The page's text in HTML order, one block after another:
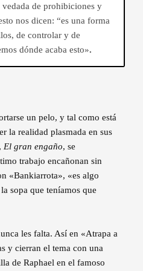
de prohibiciones y
nos dicen: “es una forma
de controlar y de
dónde acaba esto».
un pelo, y tal como está
la realidad plasmada en sus
El gran engaño, se
trabajo encañonan sin
«Bankiarrota», «es algo
sopa que teníamos que
les falta. Así en «Atrapa a
y cierran el tema con una
de Raphael en el famoso